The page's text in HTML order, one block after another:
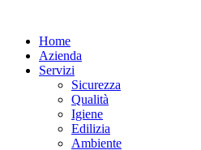
Home
Azienda
Servizi
Sicurezza
Qualità
Igiene
Edilizia
Ambiente